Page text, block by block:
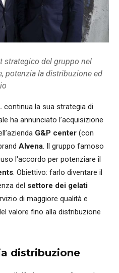
strategico del gruppo nel
potenzia la distribuzione ed
continua la sua strategia di
ha annunciato l’acquisizione
G&P center (con
Alvena. Il gruppo famoso
l'accordo per potenziare il
. Obiettivo: farlo diventare il
del settore dei gelati
di maggiore qualità e
valore fino alla distribuzione
distribuzione